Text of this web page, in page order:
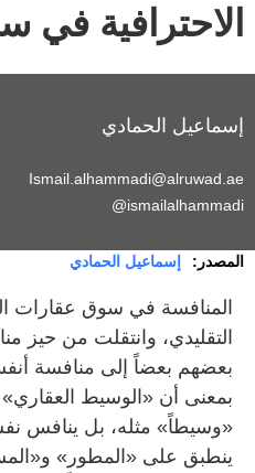
الاحترافية في
إسماعيل الحمادي
Ismail.alhammadi@alruwad.ae
ismailalhammadi@
المصدر: إسماعيل الحمادي
المنافسة في سوق عقارات
التقليدي، وانتقلت من حيز
بعضهم بعضاً إلى منافسة
بمعنى أن «الوسيط العقاري»
«وسيطاً» مثله، بل ينافس
ينطبق على «المطور»